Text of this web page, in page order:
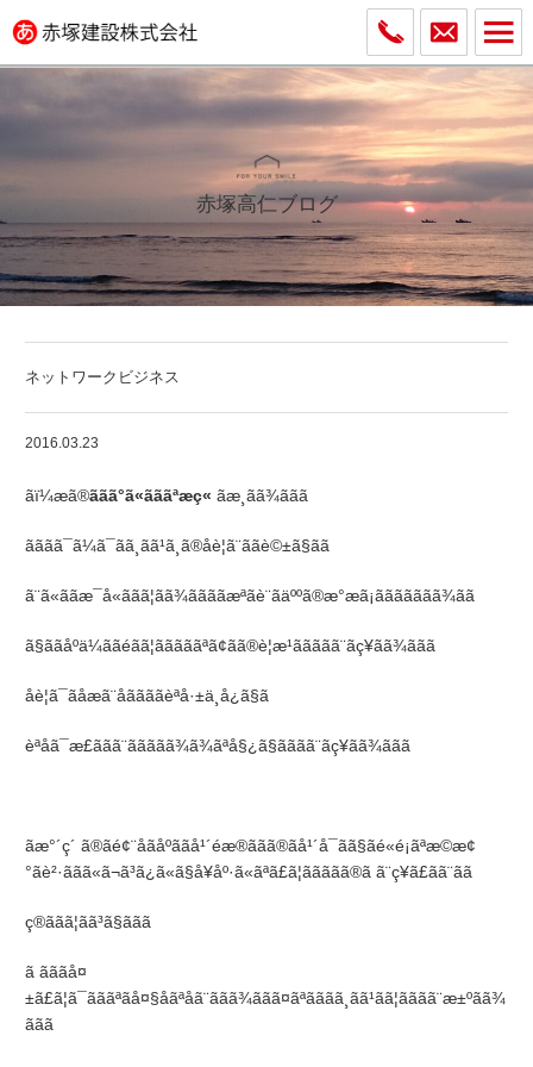
赤塚高仁ブログ
ネットワークビジネス
2016.03.23
ãï¼æã®ãã­ã°ã«ãããªæç« ãæ¸ãã¾ããã
ãããã¯ã¼ã¯ãã¸ãã¹ã¸ã®åè¦ã¨ããè©±ã§ãã
ã¨ã«ããæ¯å«ããã¦ãã¾ããããæªãè¨ãäººã®æ°æã¡ããããããã¾ãã
ã§ããåºä¼ããéãã¦ãããããªã¢ãã®è¦æ¹ããããã¨ãç¥ãã¾ããã
åè¦ã¯ãåæã¨åããããèªå·±ä¸­å¿ã§ã
èªåã¯æ­£ããã¨ããããã¾ã¾ãªå§¿ã§ãããã¨ãç¥ãã¾ããã
ãæ°´ç´ ã®ãé¢¨åãåºããå¹´éæ®ããã®ãå¹´å¯ãã§ãé«é¡ãªæ©æ¢
°ãè²·ããã«ã¬ã³ã¿ã«ã§å¥åº·ã«ãªã£ã¦ããããã®ã ã¨ç¥ã£ãã¨ãã
ç®ããã¦ã­ã³ã§ããã
ã ãããå¤
±ã£ã¦ã¯ãããªãå¤§åãªåã¨ããã¾ããã¤ãªãããã¸ãã¹ãã¦ãããã¨æ±ºãã¾
ããã